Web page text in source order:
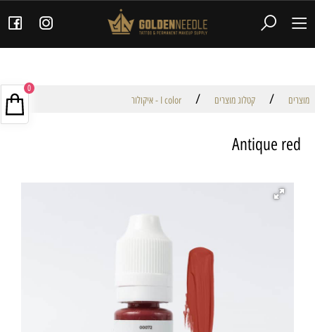
מוצרים / קטלוג מוצרים / I color - איקולור
Antique red
0